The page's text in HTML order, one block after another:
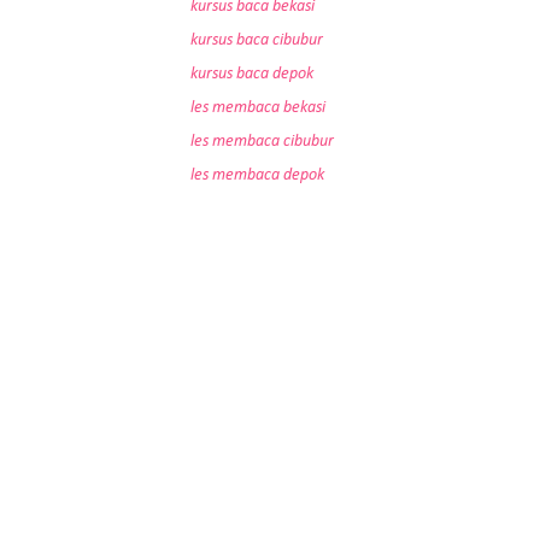
kursus baca bekasi
kursus baca cibubur
kursus baca depok
les membaca bekasi
les membaca cibubur
les membaca depok